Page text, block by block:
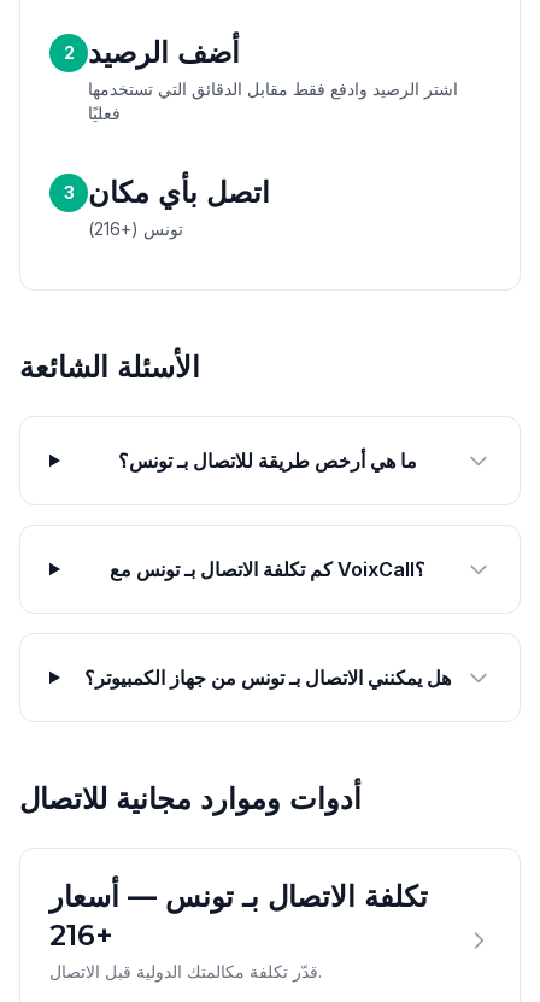
2 أضف الرصيد
اشتر الرصيد وادفع فقط مقابل الدقائق التي تستخدمها
فعليًا
3 اتصل بأي مكان
تونس (+216)
الأسئلة الشائعة
ما هي أرخص طريقة للاتصال بـ تونس؟
كم تكلفة الاتصال بـ تونس مع VoixCall؟
هل يمكنني الاتصال بـ تونس من جهاز الكمبيوتر؟
أدوات وموارد مجانية للاتصال
تكلفة الاتصال بـ تونس — أسعار
+216
قدّر تكلفة مكالمتك الدولية قبل الاتصال.